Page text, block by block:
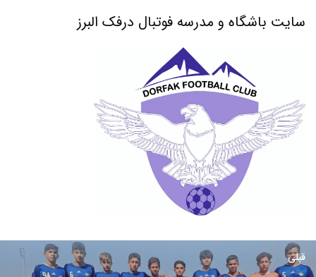
سایت باشگاه و مدرسه فوتبال درفک البرز
قبلی